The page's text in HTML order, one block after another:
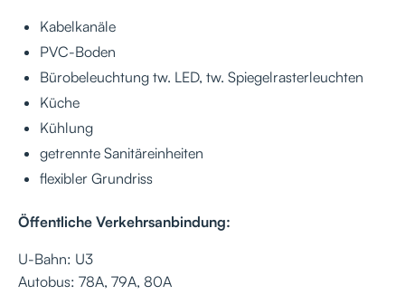
Kabelkanäle
PVC-Boden
Bürobeleuchtung tw. LED, tw. Spiegelrasterleuchten
Küche
Kühlung
getrennte Sanitäreinheiten
flexibler Grundriss
Öffentliche Verkehrsanbindung:
U-Bahn: U3
Autobus: 78A, 79A, 80A